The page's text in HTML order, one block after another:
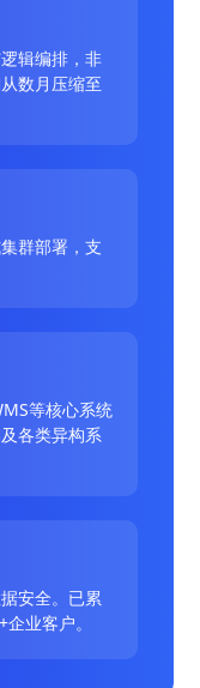
辑编排，非
数月压缩至
群部署，支
等核心系统
各类异构系
安全。已累
业客户。